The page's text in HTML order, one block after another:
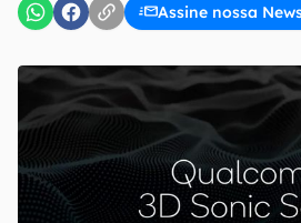
Assine nossa
Uso e Política de Privacidade do